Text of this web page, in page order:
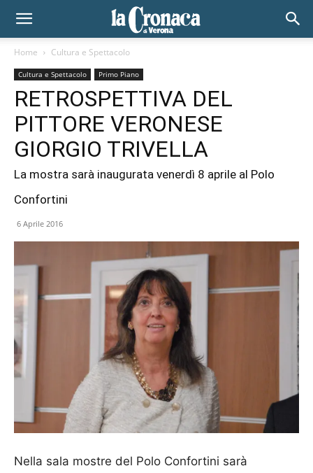
Home Cultura e Spettacolo
Cultura e Spettacolo Primo Piano
RETROSPETTIVA DEL
PITTORE VERONESE
GIORGIO TRIVELLA
La mostra sarà inaugurata venerdì 8 aprile al Polo
Confortini
6 Aprile 2016
Nella sala mostre del Polo Confortini sarà